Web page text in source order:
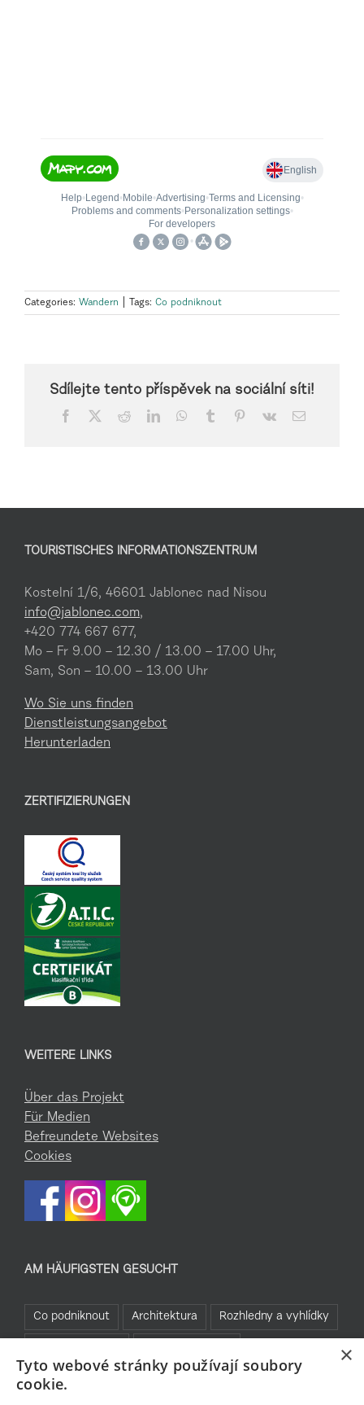
Categories: Wandern Tags: Co podniknout
Sdílejte tento příspěvek na sociální síti!
Facebook RedditLinkedInWhatsApp
Tumblr Pinterest
Vk Email
TOURISTISCHES INFORMATIONSZENTRUM
Kostelní 1/6, 46601 Jablonec nad Nisou
info@jablonec.com,
+420 774 667 677,
Mo – Fr 9.00 – 12.30 / 13.00 – 17.00 Uhr,
Sam, Son – 10.00 – 13.00 Uhr
Wo Sie uns finden
Dienstleistungsangebot
Herunterladen
ZERTIFIZIERUNGEN
WEITERE LINKS
Über das Projekt
Für Medien
Befreundete Websites
Cookies
AM HÄUFIGSTEN GESUCHT
Co podniknout Architektura Rozhledny a vyhlídky
Praktické informace Cyklistika
×
Tyto webové stránky používají soubory
cookie.